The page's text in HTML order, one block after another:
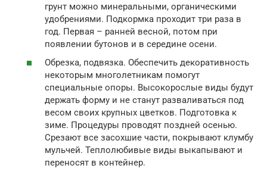
грунт можно минеральными, органическими
удобрениями. Подкормка проходит три раза в
год. Первая – ранней весной, потом при
появлении бутонов и в середине осени.
Обрезка, подвязка. Обеспечить декоративность
некоторым многолетникам помогут
специальные опоры. Высокорослые виды будут
держать форму и не станут разваливаться под
весом своих крупных цветков. Подготовка к
зиме. Процедуры проводят поздней осенью.
Срезают все засохшие части, покрывают клумбу
мульчей. Теплолюбивые виды выкапывают и
переносят в контейнер.